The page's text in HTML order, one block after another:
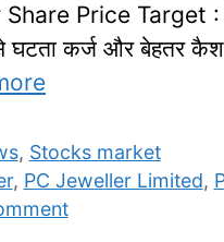
Price Target :
घटता कर्ज और बेहतर कैश
, Stocks market
, PC Jeweller Limited,